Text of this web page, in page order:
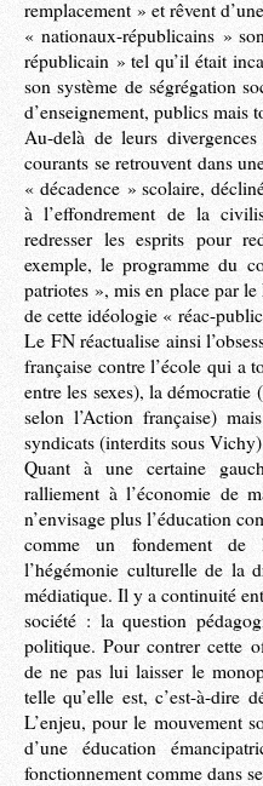
remplacement » et rêvent
« nationaux-républicains »
républicain » tel qu’il était
son système de ségrégation
d’enseignement, publics mais
Au-delà de leurs
courants se retrouvent dans
« décadence » scolaire,
à l’effondrement de la
redresser les esprits pour
exemple, le programme du
patriotes », mis en place par
de cette idéologie « réac-
Le FN réactualise ainsi
française contre l’école qui a
entre les sexes), la démocratie
selon l’Action française)
syndicats (interdits sous
Quant à une certaine
ralliement à l’économie de
n’envisage plus l’éducation
comme un fondement de
l’hégémonie culturelle de la
médiatique. Il y a continuité
société : la question
politique. Pour contrer cette
de ne pas lui laisser le
telle qu’elle est, c’est-à-dire
L’enjeu, pour le mouvement
d’une éducation
fonctionnement comme dans